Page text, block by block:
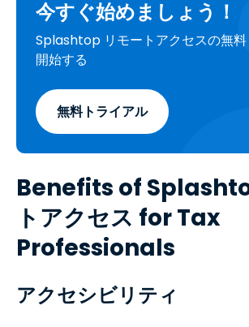
今すぐ始めましょう！
Splashtop リモートアクセスの無
開始する
無料トライアル
Benefits of
トアクセス for Tax
Professionals
アクセシビリティ